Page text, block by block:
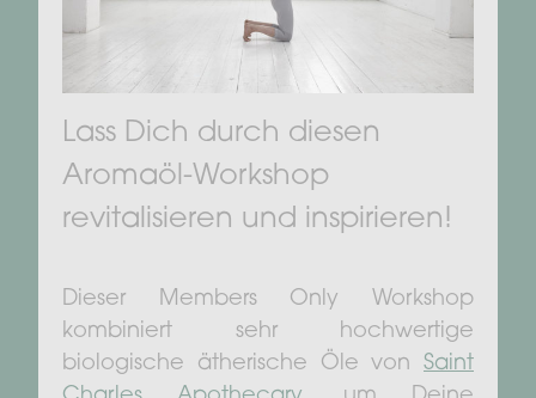
Lass Dich durch diesen
Aromaöl-Workshop
revitalisieren und inspirieren!
Dieser Members Only Workshop
kombiniert sehr hochwertige
biologische ätherische Öle von Saint